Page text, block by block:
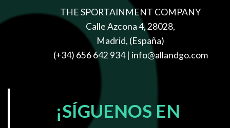
THE SPORTAINMENT COMPANY
Calle Azcona 4, 28028,
Madrid, (España)
(+34) 656 642 934| info@allandgo.com
¡SÍGUENOS EN